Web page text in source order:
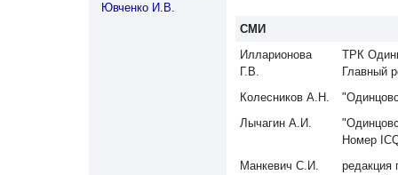
Ювченко И.В.
СМИ
Илларионова
Г.В.
ТРК
Главный
Колесников А.Н.
Лычагин А.И.
Номер
Манкевич С.И.
редакция